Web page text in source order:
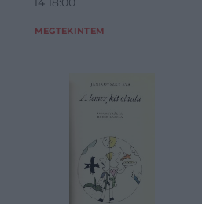
14 18:00
MEGTEKINTEM